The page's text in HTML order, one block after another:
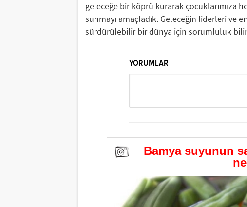
geleceğe bir köprü kurarak çocuklarımıza
sunmayı amaçladık. Geleceğin liderleri ve
sürdürülebilir bir dünya için sorumluluk
YORUMLAR
Bamya suyunun